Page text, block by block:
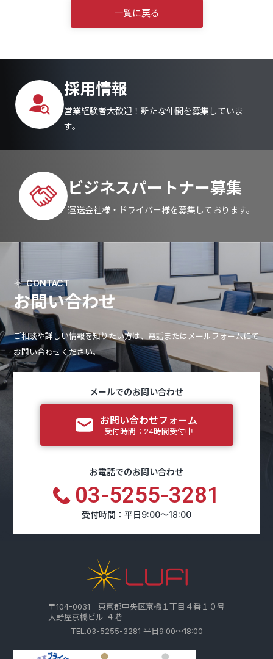
一覧に戻る
採用情報
営業経験者大歓迎！新たな仲間を募集していま
す。
ビジネスパートナー募集
運送会社様・ドライバー様を募集しております。
CONTACT
お問い合わせ
ご相談や詳しい情報を知りたい方は、電話またはメールフォームにて
お問い合わせください。
メールでのお問い合わせ
お問い合わせフォーム
受付時間：24時間受付中
お電話でのお問い合わせ
03-5255-3281
受付時間：平日9:00～18:00
〒104-0031 東京都中央区京橋１丁目４番１０号
大野屋京橋ビル ４階
TEL.03-5255-3281 平日9:00～18:00